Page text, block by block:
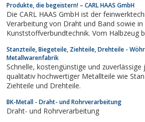
knappe Kalkulation- schnelle
Produktpalette -...
Produkte, die begeistern! – CARL HAAS GmbH
Die CARL HAAS GmbH ist der
Verarbeitung von Draht und Band sowie in
Kunststoffverbundtechnik. Vom Halbzeug
Mikrodrehteile, Komponenten und Baugruppen für die
Stanzteile, Biegeteile, Ziehteile, Drehteile -
Metallwarenfabrik
Schnelle, kostengünstige und zuverlässige just- in-time Lieferung
qualitativ hochwertiger Metallteile wie Stanzteile,
Ziehteile und Drehteile.
BK-Metall - Draht- und Rohrverarbeitung
Draht- und Rohrverarbeitung